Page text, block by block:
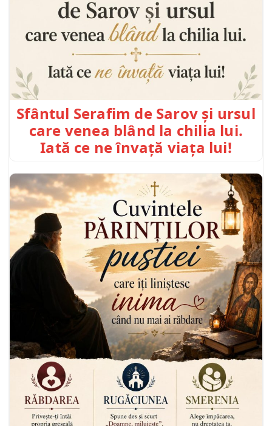
Sfântul Serafim de Sarov și ursul
care venea blând la chilia lui.
Iată ce ne învață viața lui!